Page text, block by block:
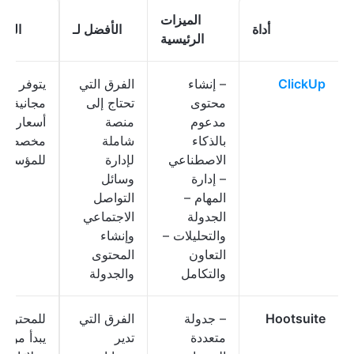
أداة
الميزات
الرئيسية
الأفضل لـ
ClickUp
– إنشاء
محتوى
مدعوم
بالذكاء
الاصطناعي
– إدارة
المهام –
الجدولة
والتحليلات –
التعاون
والتكامل
الفرق التي
تحتاج إلى
منصة
شاملة
لإدارة
وسائل
التواصل
الاجتماعي
وإنشاء
المحتوى
والجدولة
يتوفر
مجانية؛
أسعار
مخصصة
Hootsuite
– جدولة
متعددة
الفرق التي
تدير